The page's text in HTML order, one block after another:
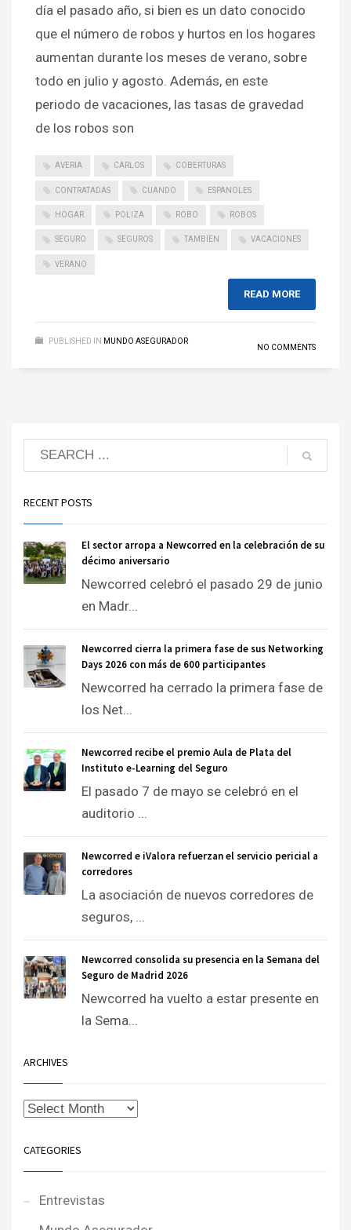
día el pasado año, si bien es un dato conocido
que el número de robos y hurtos en los hogares
aumentan durante los meses de verano, sobre
todo en julio y agosto. Además, en este
periodo de vacaciones, las tasas de gravedad
de los robos son
AVERIA CARLOS COBERTURAS
CONTRATADAS CUANDO ESPANOLES
HOGAR POLIZA ROBO ROBOS
SEGURO SEGUROS TAMBIEN VACACIONES
VERANO
READ MORE
PUBLISHED IN MUNDO ASEGURADOR
NO COMMENTS
RECENT POSTS
El sector arropa a Newcorred en la celebración de su
décimo aniversario
Newcorred celebró el pasado 29 de junio
en Madr...
Newcorred cierra la primera fase de sus Networking
Days 2026 con más de 600 participantes
Newcorred ha cerrado la primera fase de
los Net...
Newcorred recibe el premio Aula de Plata del
Instituto e-Learning del Seguro
El pasado 7 de mayo se celebró en el
auditorio ...
Newcorred e iValora refuerzan el servicio pericial a
corredores
La asociación de nuevos corredores de
seguros, ...
Newcorred consolida su presencia en la Semana del
Seguro de Madrid 2026
Newcorred ha vuelto a estar presente en
la Sema...
ARCHIVES
CATEGORIES
Entrevistas